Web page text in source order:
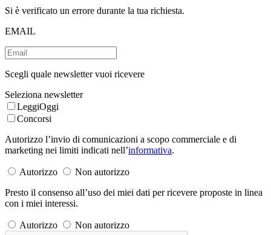
Si è verificato un errore durante la tua richiesta.
EMAIL
Scegli quale newsletter vuoi ricevere
Seleziona newsletter
LeggiOggi
Concorsi
Autorizzo l’invio di comunicazioni a scopo commerciale e di
marketing nei limiti indicati nell’informativa.
Autorizzo
Non autorizzo
Presto il consenso all’uso dei miei dati per ricevere proposte in linea
con i miei interessi.
Autorizzo Non autorizzo